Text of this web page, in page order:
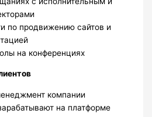
по продвижению сайтов и
на конференциях
компании
на платформе